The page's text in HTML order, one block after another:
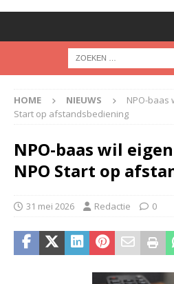
HOME NIEUWS
NPO-baas
Start op afstandsbediening
NPO-baas wil
NPO Start op
31 mei 2026 Redactie 0